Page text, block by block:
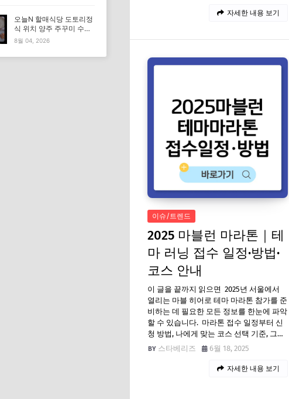
자세한 내용 보기
이슈/트렌드
2025 마블런 마라톤｜테
마 러닝 접수 일정·방법·
코스 안내
이 글을 끝까지 읽으면 2025년 서울에서
열리는 마블 히어로 테마 마라톤 참가를 준
비하는 데 필요한 모든 정보를 한눈에 파악
할 수 있습니다. 마라톤 접수 일정부터 신
청 방법, 나에게 맞는 코스 선택 기준, 그…
스타베리즈
6월 18, 2025
자세한 내용 보기
오늘N 할매식당 도토리정
식 위치 양주 주꾸미 수육
도토리묵 맛집 특징·메뉴·
8월 04, 2026